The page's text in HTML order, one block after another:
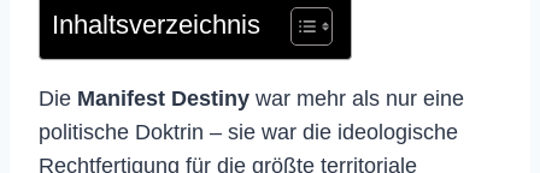
Inhaltsverzeichnis
Die Manifest Destiny war mehr als nur eine
politische Doktrin – sie war die ideologische
Rechtfertigung für die größte territoriale